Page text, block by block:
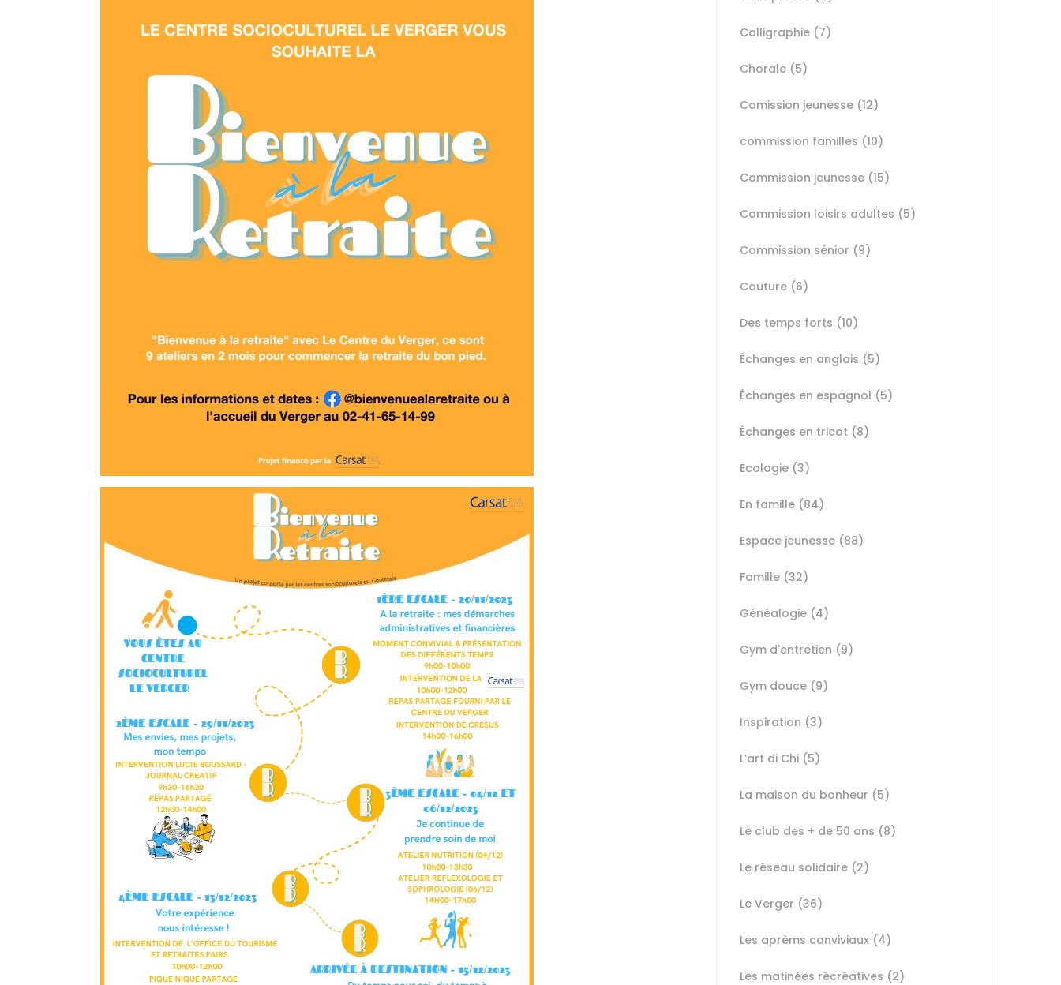
Calligraphie (7)
Chorale (5)
Comission jeunesse (12)
commission familles (10)
Commission jeunesse (15)
Commission loisirs adultes (5)
Commission sénior (9)
Couture (6)
Des temps forts (10)
Échanges en anglais (5)
Échanges en espagnol (5)
Échanges en tricot (8)
Ecologie (3)
En famille (84)
Espace jeunesse (88)
Famille (32)
Généalogie (4)
Gym d'entretien (9)
Gym douce (9)
Inspiration (3)
L’art di Chi (5)
La maison du bonheur (5)
Le club des + de 50 ans (8)
Le réseau solidaire (2)
Le Verger (36)
Les aprèms conviviaux (4)
Les matinées récréatives (2)